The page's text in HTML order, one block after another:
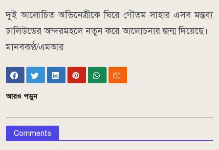
দুই আলোচিত অভিনেত্রীকে ঘিরে গৌতম সাহার এসব মন্তব্য
ঢালিউডের অন্দরমহলে নতুন করে আলোচনার জন্ম দিয়েছে।
মানবকণ্ঠ/এমআর
আরও পড়ুন
Comments